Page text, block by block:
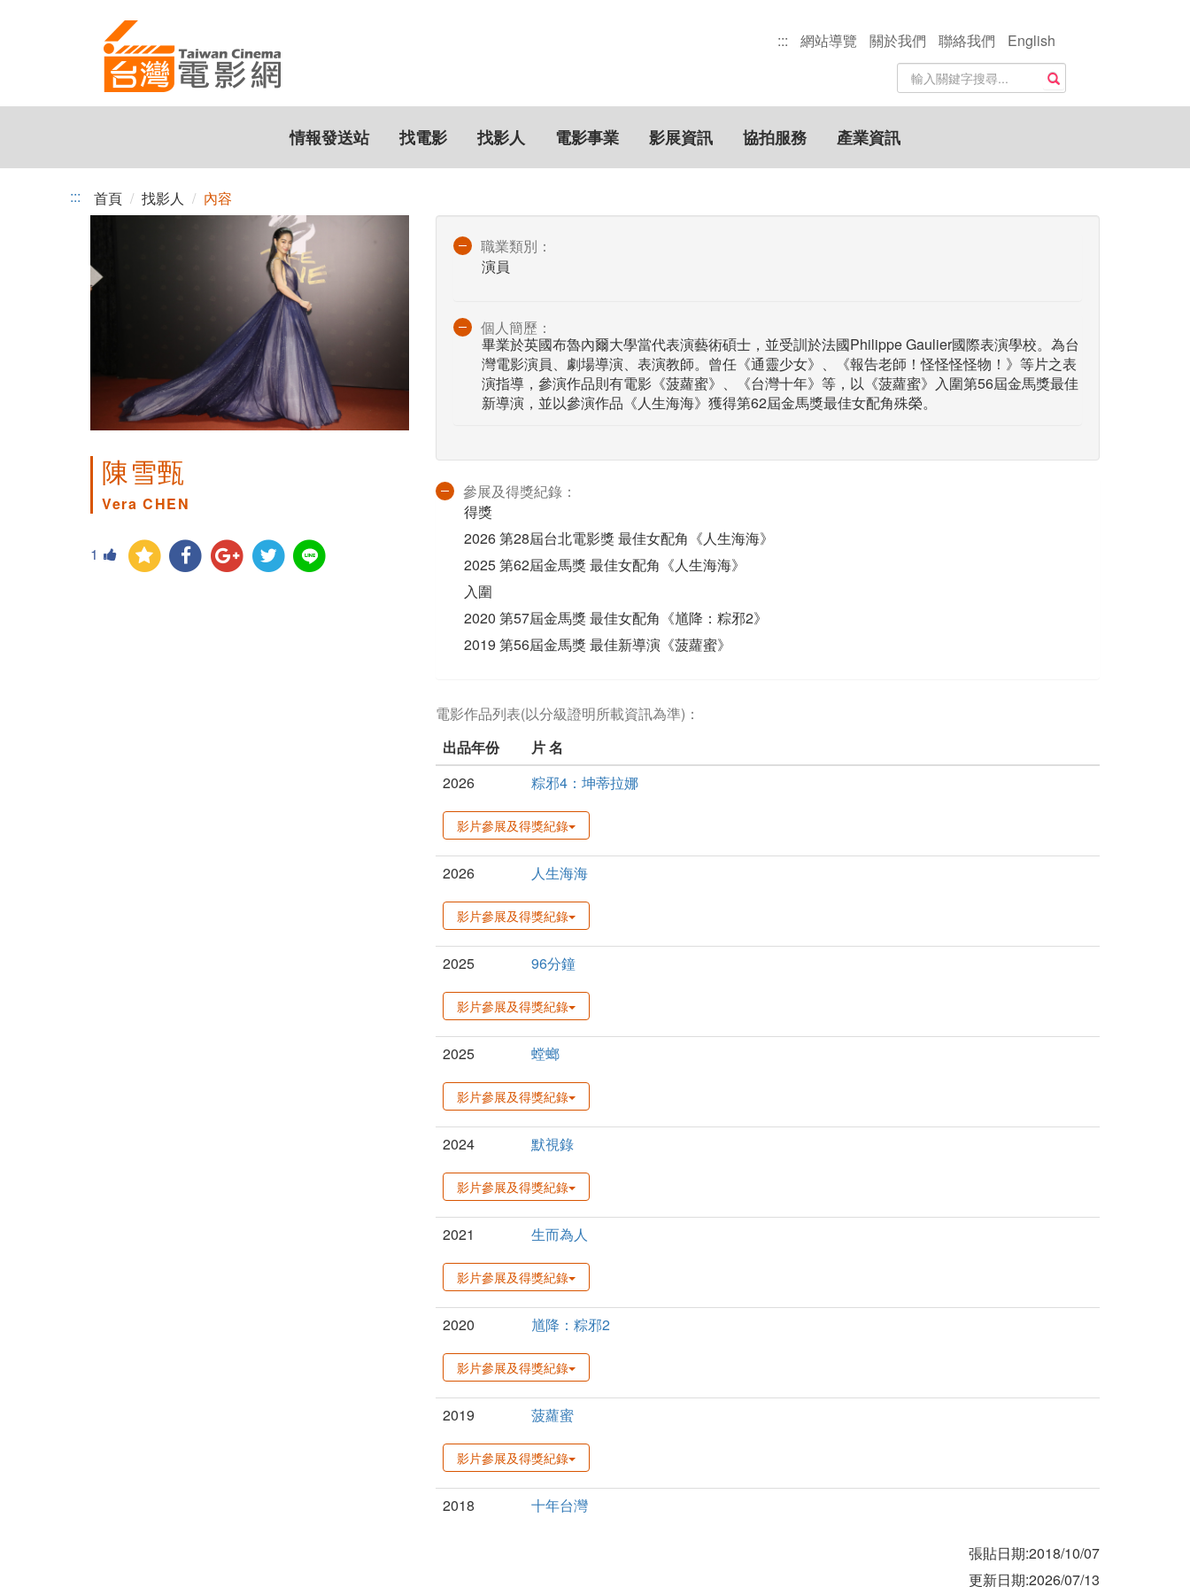
::: 網站導覽 關於我們 聯絡我們
English
站
內
搜
尋
關
鍵
搜尋
情報發送站 找電影 找影人 電影事業 影展資訊 協拍服務 產業資訊
::: 首頁 找影人 內容
陳雪甄
Vera CHEN
1
職業類別：
演員
個人簡歷：
畢業於英國布魯內爾大學當代表演藝術碩士，並受訓於法國Philippe Gaulier國際表演學校。為台
灣電影演員、劇場導演、表演教師。曾任《通靈少女》、《報告老師！怪怪怪怪物！》等片之表
演指導，參演作品則有電影《菠蘿蜜》、《台灣十年》等，以《菠蘿蜜》入圍第56屆金馬獎最佳
新導演，並以參演作品《人生海海》獲得第62屆金馬獎最佳女配角殊榮。
參展及得獎紀錄：
得獎
2026 第28屆台北電影獎 最佳女配角《人生海海》
2025 第62屆金馬獎 最佳女配角《人生海海》
入圍
2020 第57屆金馬獎 最佳女配角《馗降：粽邪2》
2019 第56屆金馬獎 最佳新導演《菠蘿蜜》
電影作品列表(以分級證明所載資訊為準)：
出品年份
片 名
2026
粽邪4：坤蒂拉娜
影片參展及得獎紀錄
2026 人生海海
影片參展及得獎紀錄
2025 96分鐘
影片參展及得獎紀錄
2025 螳螂
影片參展及得獎紀錄
2024 默視錄
影片參展及得獎紀錄
2021 生而為人
影片參展及得獎紀錄
2020 馗降：粽邪2
影片參展及得獎紀錄
2019 菠蘿蜜
影片參展及得獎紀錄
2018 十年台灣
張貼日期:2018/10/07
更新日期:2026/07/13